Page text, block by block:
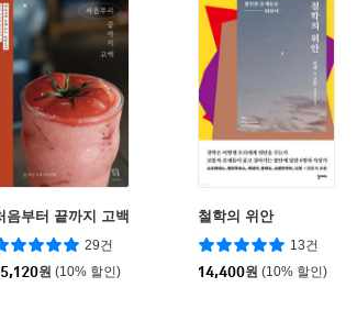
음부터 끝까지 고백
29건
원 (10% 할인)
철학의 위안
13건
14,400원 (10% 할인)